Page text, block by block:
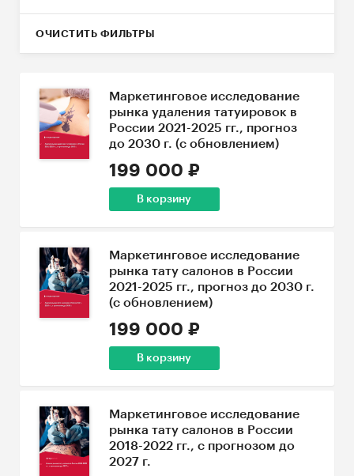
ОЧИСТИТЬ ФИЛЬТРЫ
Маркетинговое исследование
рынка удаления татуировок в
России 2021-2025 гг., прогноз
до 2030 г. (с обновлением)
199 000 ₽
В корзину
Маркетинговое исследование
рынка тату салонов в России
2021-2025 гг., прогноз до 2030 г.
(с обновлением)
199 000 ₽
В корзину
Маркетинговое исследование
рынка тату салонов в России
2018-2022 гг., с прогнозом до
2027 г.